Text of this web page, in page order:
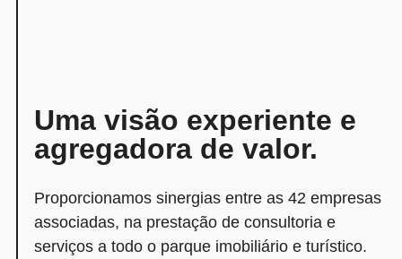
Uma visão experiente e
agregadora de valor.
Proporcionamos sinergias entre as 42 empresas
associadas, na prestação de consultoria e
serviços a todo o parque imobiliário e turístico.